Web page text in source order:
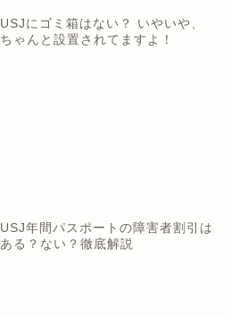
USJにゴミ箱はない？ いやいや、
ちゃんと設置されてますよ！
USJ年間パスポートの障害者割引は
ある？ない？徹底解説